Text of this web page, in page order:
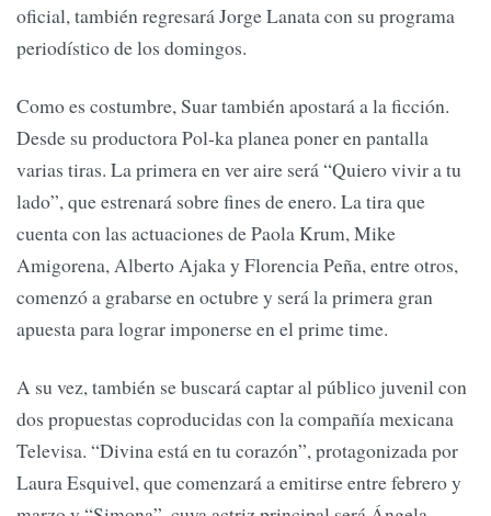
oficial, también regresará Jorge Lanata con su programa
periodístico de los domingos.
Como es costumbre, Suar también apostará a la ficción.
Desde su productora Pol-ka planea poner en pantalla
varias tiras. La primera en ver aire será “Quiero vivir a tu
lado”, que estrenará sobre fines de enero. La tira que
cuenta con las actuaciones de Paola Krum, Mike
Amigorena, Alberto Ajaka y Florencia Peña, entre otros,
comenzó a grabarse en octubre y será la primera gran
apuesta para lograr imponerse en el prime time.
A su vez, también se buscará captar al público juvenil con
dos propuestas coproducidas con la compañía mexicana
Televisa. “Divina está en tu corazón”, protagonizada por
Laura Esquivel, que comenzará a emitirse entre febrero y